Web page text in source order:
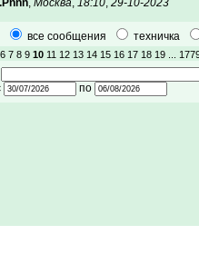
, Москва, 18:10, 29-10-2023
все сообщения техничка
6 7 8 9 10 11 12 13 14 15 16 17 18 19 ...
по